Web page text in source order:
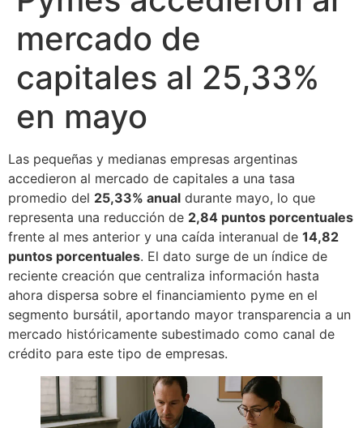
mercado de
capitales al 25,33%
en mayo
Las pequeñas y medianas empresas argentinas
accedieron al mercado de capitales a una tasa
promedio del 25,33% anual durante mayo, lo que
representa una reducción de 2,84 puntos porcentuales
frente al mes anterior y una caída interanual de 14,82
puntos porcentuales. El dato surge de un índice de
reciente creación que centraliza información hasta
ahora dispersa sobre el financiamiento pyme en el
segmento bursátil, aportando mayor transparencia a un
mercado históricamente subestimado como canal de
crédito para este tipo de empresas.